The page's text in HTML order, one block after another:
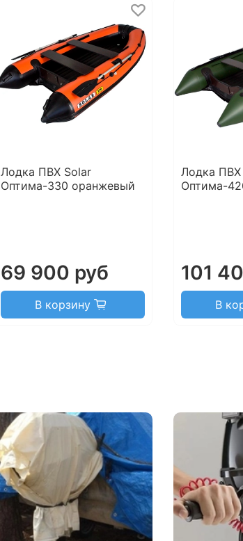
Лодка ПВХ Solar
Оптима-330 оранжевый
69 900 руб
В корзину
Лодка ПВХ
Оптима-
101
В